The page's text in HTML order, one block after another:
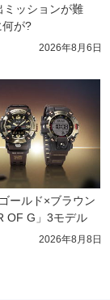
ミッションが難
が?
2026年8月6日
ールド×ブラウン
OF G」3モデル
2026年8月8日